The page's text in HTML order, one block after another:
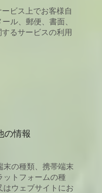
ビス上でお客様自
ル、郵便、書面、
るサービスの利用
の情報
末の種類、携帯端末
ットフォームの種
はウェブサイトにお